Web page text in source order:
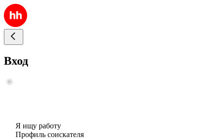
Вход
Я ищу работу
Профиль соискателя